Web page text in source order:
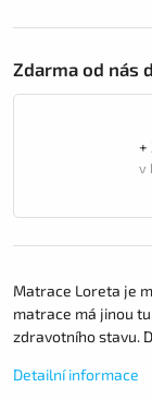
Zdarma od nás
+
v
Matrace Loreta je
matrace má jinou
zdravotního stavu.
Detailní informace